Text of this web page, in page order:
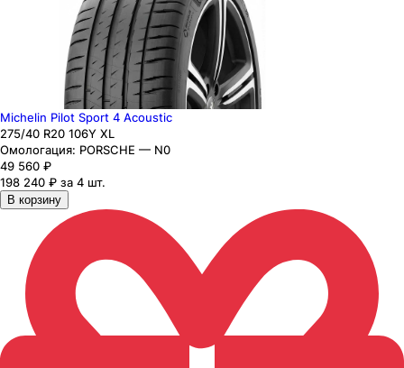
Michelin Pilot Sport 4 Acoustic
275/40 R20 106Y XL
Омологация: PORSCHE — N0
49 560 ₽
198 240 ₽ за 4 шт.
В корзину